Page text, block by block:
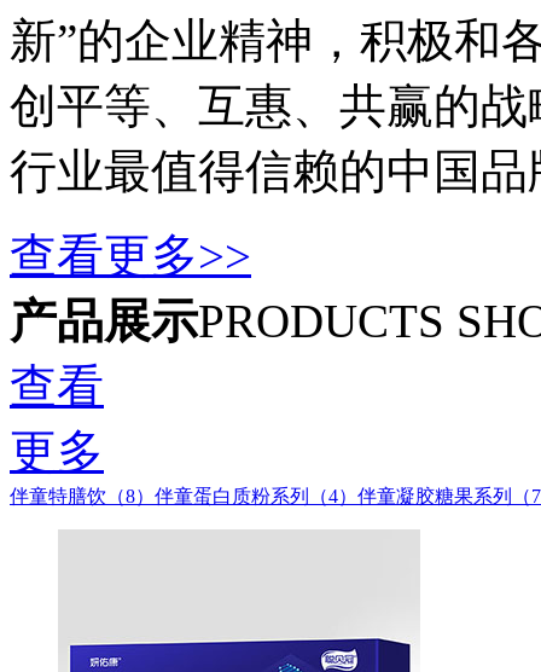
新”的企业精神，积极和
创平等、互惠、共赢的
行业最值得信赖的中国品
查看更多>>
产品展示PRODUCTS
查看
更多
伴童特膳饮（8） 伴童蛋白质粉系列（4） 伴童凝胶糖果系列（